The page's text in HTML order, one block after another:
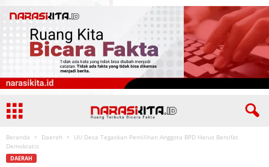
Beranda Daerah
UU Desa Tegaskan Pemilihan Anggota BPD Harus Bersifat
Demokratis
DAERAH